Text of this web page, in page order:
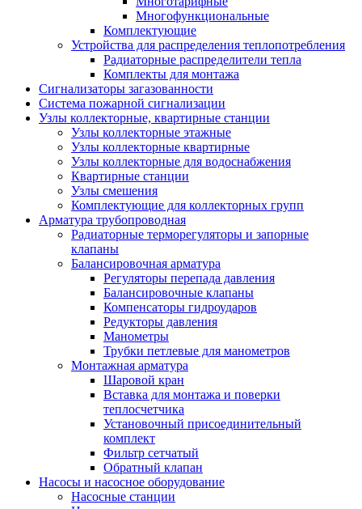
Многофункциональные
Комплектующие
Устройства для распределения теплопотребления
Радиаторные распределители тепла
Комплекты для монтажа
Сигнализаторы загазованности
Система пожарной сигнализации
Узлы коллекторные, квартирные станции
Узлы коллекторные этажные
Узлы коллекторные квартирные
Узлы коллекторные для водоснабжения
Квартирные станции
Узлы смешения
Комплектующие для коллекторных групп
Арматура трубопроводная
Радиаторные терморегуляторы и запорные
клапаны
Балансировочная арматура
Регуляторы перепада давления
Балансировочные клапаны
Компенсаторы гидроударов
Редукторы давления
Манометры
Трубки петлевые для манометров
Монтажная арматура
Шаровой кран
Вставка для монтажа и поверки
теплосчетчика
Установочный присоединительный
комплект
Фильтр сетчатый
Обратный клапан
Насосы и насосное оборудование
Насосные станции